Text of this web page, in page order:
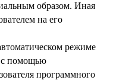
образом. Иная
на его
режиме
с помощью
программного